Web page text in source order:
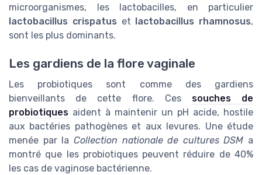
microorganismes, les lactobacilles, en particulier
lactobacillus crispatus et lactobacillus rhamnosus,
sont les plus dominants.
Les gardiens de la flore vaginale
Les probiotiques sont comme des gardiens
bienveillants de cette flore. Ces souches de
probiotiques aident à maintenir un pH acide, hostile
aux bactéries pathogènes et aux levures. Une étude
menée par la Collection nationale de cultures DSM a
montré que les probiotiques peuvent réduire de 40%
les cas de vaginose bactérienne.